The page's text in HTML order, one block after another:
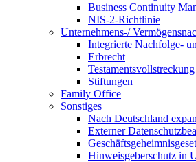
Business Continuity
NIS-2-Richtlinie
Unternehmens-/
Integrierte Nachfolge-
Erbrecht
Testamentsvollstreckung
Stiftungen
Family Office
Sonstiges
Nach Deutschland
Externer
Hinweisgeberschutz in